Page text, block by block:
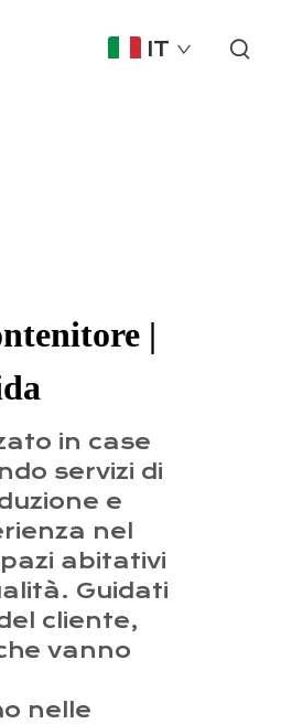
IT
|
in case
servizi di
e
nel
abitativi
Guidati
cliente,
vanno
nelle